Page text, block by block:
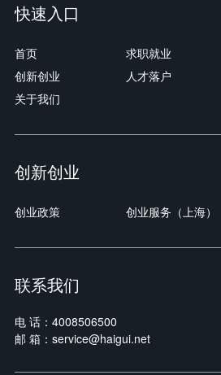
快速入口
首页 求职就业
创新创业
人才落户
关于我们
创新创业
创业政策 创业服务（上海）
联系我们
电 话：4008506500
邮 箱：service@haigui.net